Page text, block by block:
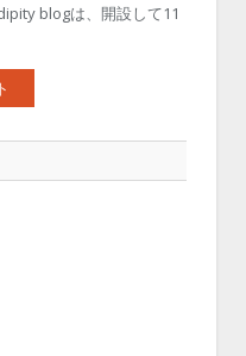
blogは、開設して11